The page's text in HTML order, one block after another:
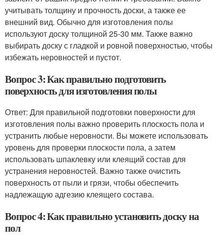
учитывать толщину и прочность доски, а также ее
внешний вид. Обычно для изготовления полы
используют доску толщиной 25-30 мм. Также важно
выбирать доску с гладкой и ровной поверхностью, чтобы
избежать неровностей и пустот.
Вопрос 3: Как правильно подготовить
поверхность для изготовления полы
Ответ: Для правильной подготовки поверхности для
изготовления полы важно проверить плоскость пола и
устранить любые неровности. Вы можете использовать
уровень для проверки плоскости пола, а затем
использовать шпаклевку или клеящий состав для
устранения неровностей. Важно также очистить
поверхность от пыли и грязи, чтобы обеспечить
надлежащую адгезию клеящего состава.
Вопрос 4: Как правильно установить доску на
пол